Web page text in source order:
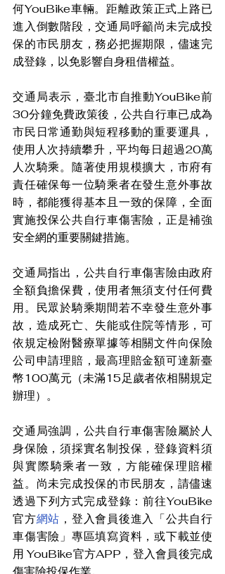
何YouBike車輛。距離政策正式上路已
進入倒數階段，交通局呼籲尚未完成投
保的市民朋友，務必把握期限，儘速完
成登錄，以免影響自身租借權益。
交通局表示，臺北市自推動YouBike前
30分鐘免費政策後，公共自行車已成為
市民日常通勤與短程移動的重要運具，
使用人次持續攀升，平均每日超過20萬
人次騎乘。隨著使用規模擴大，市府有
責任確保每一位騎乘者在發生意外事故
時，都能獲得基本且一致的保障，全面
實施投保公共自行車傷害險，正是補強
安全網的重要關鍵措施。
交通局指出，公共自行車傷害險由政府
全額負擔保費，使用者無須支付任何費
用。民眾於騎乘期間若不幸發生意外事
故，造成死亡、失能或住院等情形，可
依規定檢附醫療單據等相關文件向保險
公司申請理賠，最高理賠金額可達新臺
幣100萬元（未滿15足歲者依相關規定
辦理）。
交通局強調，公共自行車傷害險屬於人
身保險，須採實名制投保，登錄資料須
與實際騎乘者一致，方能確保理賠權
益。尚未完成投保的市民朋友，請儘速
透過下列方式完成登錄：前往YouBike
官方網站 ，登入會員後進入「公共自行
車傷害險」專區填寫資料，或下載並使
用 YouBike官方APP，登入會員後完成